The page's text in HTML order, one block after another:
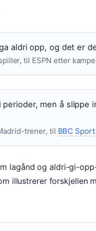
aldri opp, og det er
til ESPN etter
men å slippe
trener, til BBC Sport
lagånd og aldri-gi-
illustrerer forskjellen